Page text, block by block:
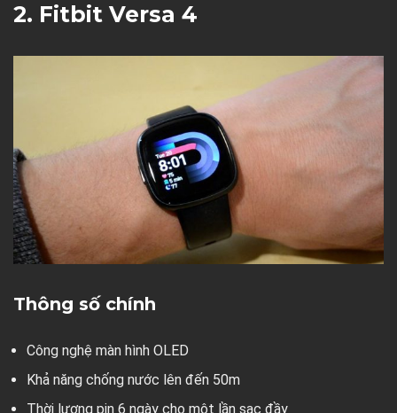
2. Fitbit Versa 4
Thông số chính
Công nghệ màn hình OLED
Khả năng chống nước lên đến 50m
Thời lượng pin 6 ngày cho một lần sạc đầy